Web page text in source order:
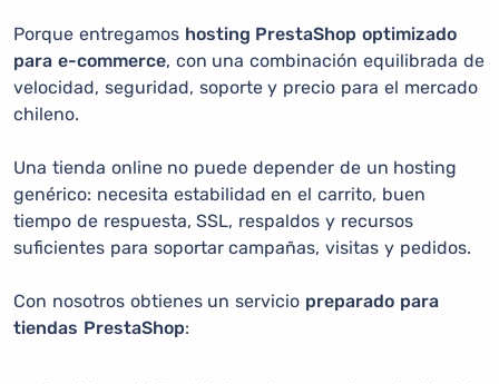
Porque entregamos hosting PrestaShop optimizado
para e-commerce, con una combinación equilibrada de
velocidad, seguridad, soporte y precio para el mercado
chileno.
Una tienda online no puede depender de un hosting
genérico: necesita estabilidad en el carrito, buen
tiempo de respuesta, SSL, respaldos y recursos
suficientes para soportar campañas, visitas y pedidos.
Con nosotros obtienes un servicio preparado para
tiendas PrestaShop: